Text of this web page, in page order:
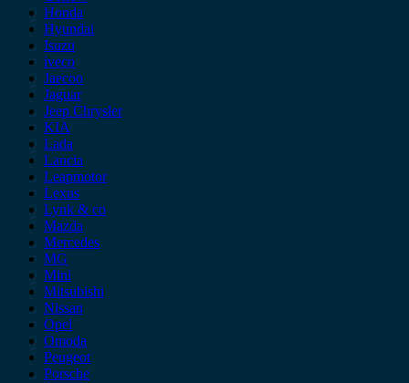
Honda
Hyundai
Isuzu
iveco
Jaecoo
Jaguar
Jeep Chrysler
KIA
Lada
Lancia
Leapmotor
Lexus
Lynk & co
Mazda
Mercedes
MG
Mini
Mitsubishi
Nissan
Opel
Omoda
Peugeot
Porsche